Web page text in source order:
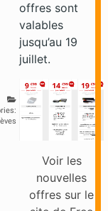
offres sont
valables
jusqu’au 19
juillet.
Voir les
nouvelles
offres sur le